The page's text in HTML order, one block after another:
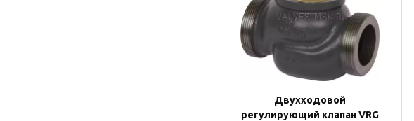
Двухходовой
регулирующий клапан VRG